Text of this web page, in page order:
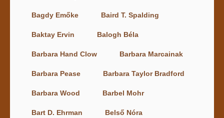
Bagdy Emőke Baird T. Spalding
Baktay Ervin Balogh Béla
Barbara Hand Clow Barbara Marcainak
Barbara Pease Barbara Taylor Bradford
Barbara Wood Barbel Mohr
Bart D. Ehrman Belső Nóra